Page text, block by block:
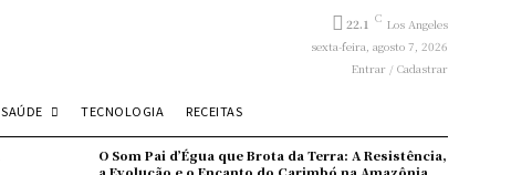
22.1 C Los Angeles
sexta-feira, agosto 7, 2026
Entrar / Cadastrar
SAÚDE TECNOLOGIA RECEITAS
O Som Pai d’Égua que Brota da Terra: A Resistência,